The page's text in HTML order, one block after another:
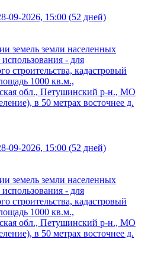
09-2026, 15:00 (52 дней)
земель земли населенных
- для
строительства, кадастровый
1000 кв.м.,
обл., Петушинский р-н., МО
в 50 метрах восточнее д.
09-2026, 15:00 (52 дней)
земель земли населенных
- для
строительства, кадастровый
1000 кв.м.,
обл., Петушинский р-н., МО
в 50 метрах восточнее д.